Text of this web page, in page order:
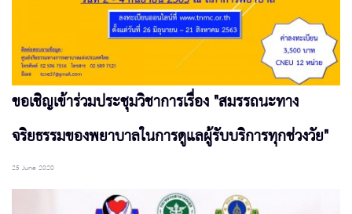
ขอเชิญเข้าร่วมประชุมวิชาการเรื่อง "สมรรถนะทาง
จริยธรรมของพยาบาลในการดูแลผู้รับบริการทุกช่วงวัย"
25 June 2020